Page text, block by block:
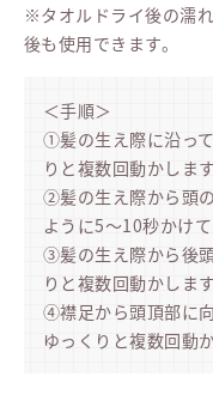
※タオルドライ後の濡
後も使用できます。
＜手順＞
①髪の生え際に沿っ
りと複数回動かします
②髪の生え際から頭
ように5～10秒かけ
③髪の生え際から後
りと複数回動かします
④襟足から頭頂部に
ゆっくりと複数回動